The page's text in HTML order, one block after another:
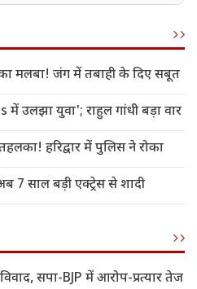
मलबा! जंग में तबाही के दिए सबूत
में उलझा युवा'; राहुल गांधी बड़ा वार
हरिद्वार में पुलिस ने रोका
7 साल बड़ी एक्ट्रेस से शादी
सपा-BJP में आरोप-प्रत्यार तेज